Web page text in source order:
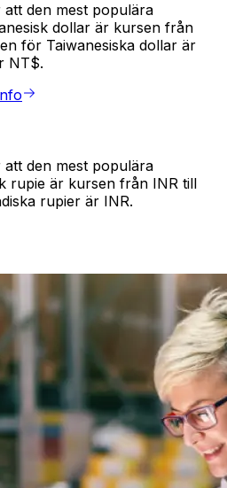
den mest populära
dollar är kursen från
för Taiwanesiska dollar är
NT$.
den mest populära
rupie är kursen från INR till
rupier är INR.